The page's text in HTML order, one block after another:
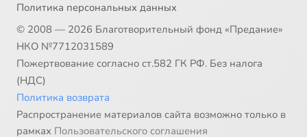
Политика персональных данных
© 2008 — 2026 Благотворительный фонд «Предание»
НКО №7712031589
Пожертвование согласно ст.582 ГК РФ. Без налога
(НДС)
Политика возврата
Распространение материалов сайта возможно только в
рамках Пользовательского соглашения